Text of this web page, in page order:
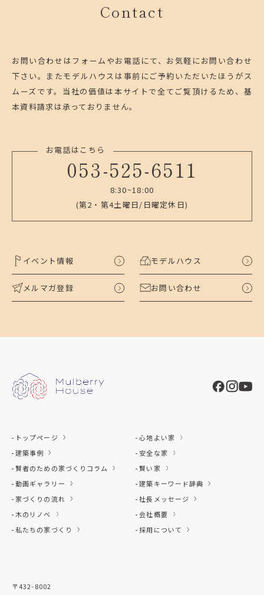
Contact
お問い合わせはフォームやお電話にて、お気軽にお問い合わせ
下さい。 またモデルハウスは事前にご予約いただいたほうがス
ムーズです。 当社の価値は本サイトで全てご覧頂けるため、基
本資料請求は承っておりません。
お電話はこちら
053-525-6511
8:30~18:00
(第2・第4土曜日/日曜定休日)
イベント情報 モデルハウス
メルマガ登録 お問い合わせ
トップページ
建築事例
賢者のための家づくりコラム
動画ギャラリー
家づくりの流れ
木のリノベ
私たちの家づくり
心地よい家
安全な家
賢い家
建築キーワード辞典
社長メッセージ
会社概要
採用について
〒432-8002